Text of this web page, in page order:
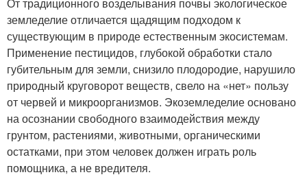
От традиционного возделывания почвы экологическое
земледелие отличается щадящим подходом к
существующим в природе естественным экосистемам.
Применение пестицидов, глубокой обработки стало
губительным для земли, снизило плодородие, нарушило
природный круговорот веществ, свело на «нет» пользу
от червей и микроорганизмов. Экоземледелие основано
на осознании свободного взаимодействия между
грунтом, растениями, животными, органическими
остатками, при этом человек должен играть роль
помощника, а не вредителя.